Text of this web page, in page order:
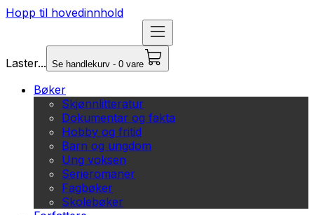
Hopp til hovedinnhold
Laster... Se handlekurv - 0 vare
Bøker
Skjønnlitteratur
Dokumentar og fakta
Hobby og fritid
Barn og ungdom
Ung voksen
Serieromaner
Fagbøker
Skolebøker